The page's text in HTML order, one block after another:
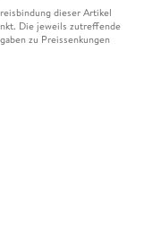
dieser Artikel
Die jeweils zutreffende
zu Preissenkungen